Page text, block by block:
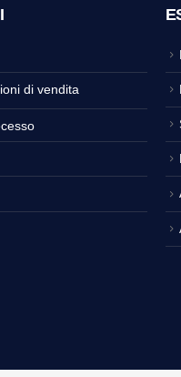
di vendita